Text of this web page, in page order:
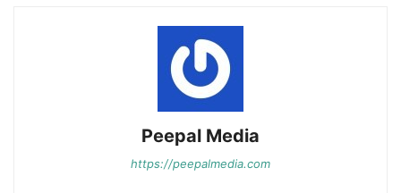
Peepal Media
https://peepalmedia.com